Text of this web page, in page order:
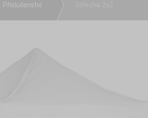
Příslušenství